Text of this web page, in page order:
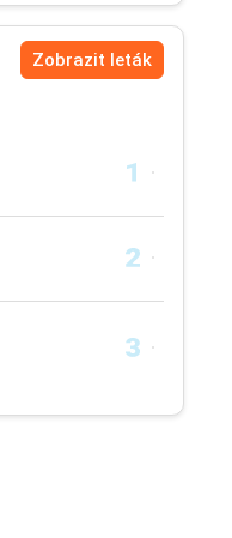
Zobrazit leták